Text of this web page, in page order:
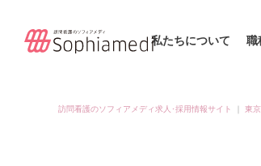
私たちについて 職
訪問看護のソフィアメディ求人･採用情報サイト 東